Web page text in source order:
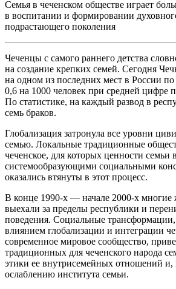
Семья в чеченском обществе играет
в воспитании и формировании
подрастающего поколения
Чеченцы с самого раннего детства
на создание крепких семей. Сегодня
на одном из последних мест в России по
0,6 на 1000 человек при средней цифре
По статистике, на каждый развод в
семь браков.
Глобализация затронула все уровни
семью. Локальные традиционные
чеченское, для которых ценности семьи
системообразующими социальными
оказались втянуты в этот процесс.
В конце 1990-х — начале 2000-х многие
выехали за пределы республики и
поведения. Социальные
влиянием глобализации и интеграции
современное мировое сообщество,
традиционных для чеченского народа
этики ее внутрисемейных отношений и,
ослаблению института семьи.